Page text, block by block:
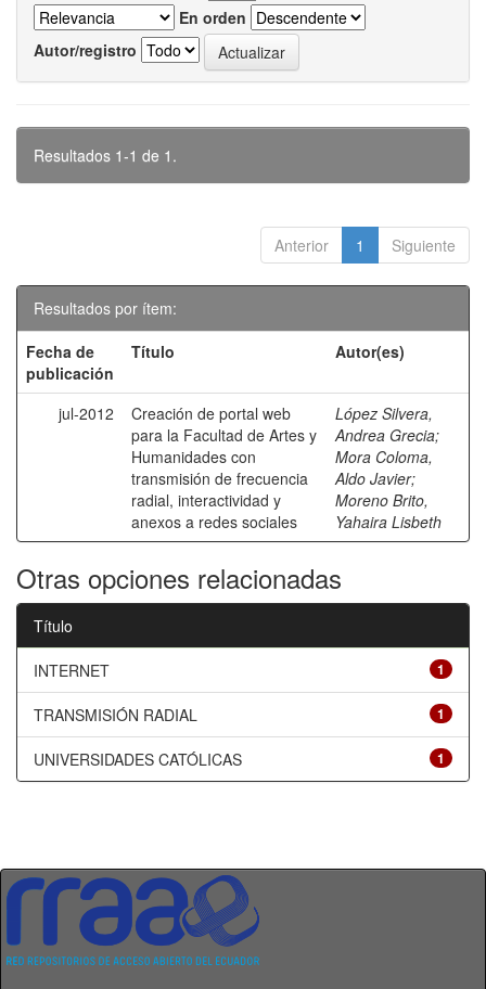
En orden
Autor/registro
Resultados 1-1 de 1.
Anterior 1 Siguiente
Resultados por ítem:
Fecha de
publicación
Título Autor(es)
jul-2012
Creación de portal web
para la Facultad de Artes y
Humanidades con
transmisión de frecuencia
radial, interactividad y
anexos a redes sociales
López Silvera,
Andrea Grecia;
Mora Coloma,
Aldo Javier;
Moreno Brito,
Yahaira Lisbeth
Otras opciones relacionadas
Título
1
INTERNET
1
TRANSMISIÓN RADIAL
1
UNIVERSIDADES CATÓLICAS